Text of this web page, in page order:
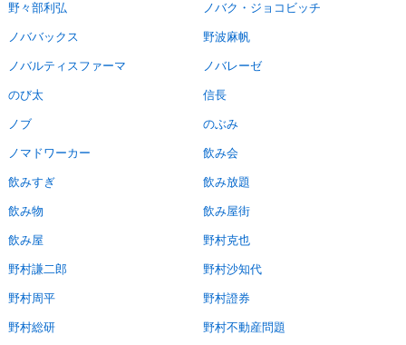
野々部利弘 ノバク・ジョコビッチ
ノババックス 野波麻帆
ノバルティスファーマ ノバレーゼ
のび太 信長
ノブ のぶみ
ノマドワーカー 飲み会
飲みすぎ 飲み放題
飲み物 飲み屋街
飲み屋 野村克也
野村謙二郎 野村沙知代
野村周平 野村證券
野村総研 野村不動産問題